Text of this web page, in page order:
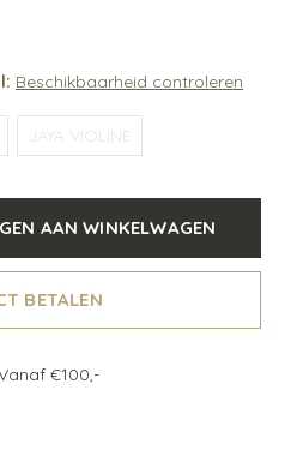
Beschikbaarheid controleren
JAYA VIOLINE
AAN WINKELWAGEN
BETALEN
€100,-